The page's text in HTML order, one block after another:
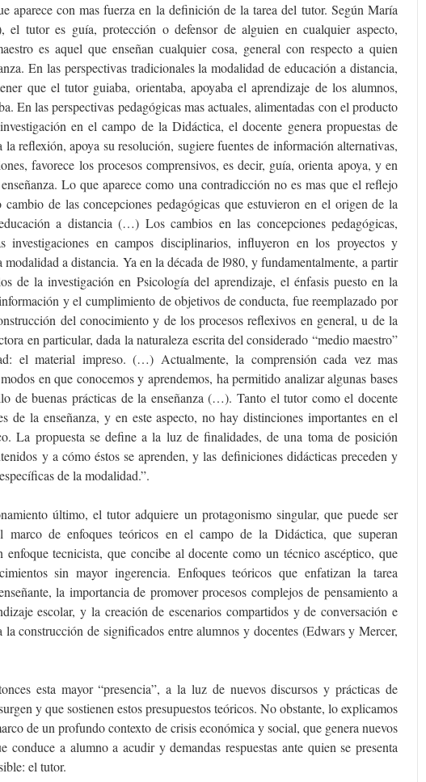
aparece con mas fuerza en la definición de la tarea del tutor. Según María
el tutor es guía, protección o defensor de alguien en cualquier aspecto,
es aquel que enseñan cualquier cosa, general con respecto a quien
En las perspectivas tradicionales la modalidad de educación a distancia,
que el tutor guiaba, orientaba, apoyaba el aprendizaje de los alumnos,
En las perspectivas pedagógicas mas actuales, alimentadas con el producto
en el campo de la Didáctica, el docente genera propuestas de
la reflexión, apoya su resolución, sugiere fuentes de información alternativas,
favorece los procesos comprensivos, es decir, guía, orienta apoya, y en
Lo que aparece como una contradicción no es mas que el reflejo
de las concepciones pedagógicas que estuvieron en el origen de la
a distancia (…) Los cambios en las concepciones pedagógicas,
investigaciones en campos disciplinarios, influyeron en los proyectos y
modalidad a distancia. Ya en la década de l980, y fundamentalmente, a partir
de la investigación en Psicología del aprendizaje, el énfasis puesto en la
y el cumplimiento de objetivos de conducta, fue reemplazado por
del conocimiento y de los procesos reflexivos en general, u de la
en particular, dada la naturaleza escrita del considerado “medio maestro”
el material impreso. (…) Actualmente, la comprensión cada vez mas
en que conocemos y aprendemos, ha permitido analizar algunas bases
de buenas prácticas de la enseñanza (…). Tanto el tutor como el docente
de la enseñanza, y en este aspecto, no hay distinciones importantes en el
La propuesta se define a la luz de finalidades, de una toma de posición
y a cómo éstos se aprenden, y las definiciones didácticas preceden y
de la modalidad.”.
último, el tutor adquiere un protagonismo singular, que puede ser
marco de enfoques teóricos en el campo de la Didáctica, que superan
enfoque tecnicista, que concibe al docente como un técnico ascéptico, que
sin mayor ingerencia. Enfoques teóricos que enfatizan la tarea
la importancia de promover procesos complejos de pensamiento a
escolar, y la creación de escenarios compartidos y de conversación e
la construcción de significados entre alumnos y docentes (Edwars y Mercer,
esta mayor “presencia”, a la luz de nuevos discursos y prácticas de
y que sostienen estos presupuestos teóricos. No obstante, lo explicamos
de un profundo contexto de crisis económica y social, que genera nuevos
conduce a alumno a acudir y demandas respuestas ante quien se presenta
el tutor.